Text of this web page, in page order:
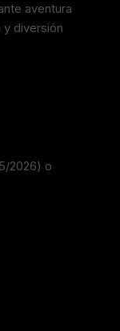
aventura
diversión
2026) o